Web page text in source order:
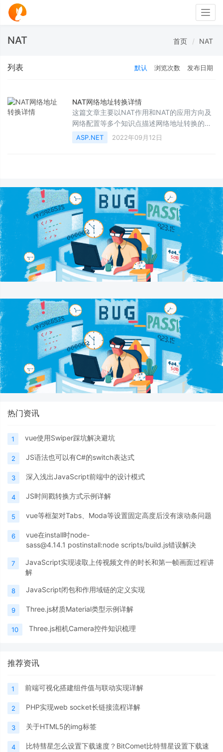
NAT 首页 NAT
列表 默认 浏览次数 发布日期
NAT网络地址转换详情
这篇文章主要以NAT作用和NAT的应用方向及
网络配置等多个知识点描述网络地址转换的过
程,需要的朋友可以参考下面文章
ASP.NET 2022年09月12日
热门资讯
1 vue使用Swiper踩坑解决避坑
2 JS语法也可以有C#的switch表达式
3 深入浅出JavaScript前端中的设计模式
4 JS时间戳转换方式示例详解
5 vue等框架对Tabs、Moda等设置固定高度后没有滚动条问题
6
vue在install时node-
sass@4.14.1 postinstall:node scripts/build.js错误解决
7
JavaScript实现读取上传视频文件的时长和第一帧画面过程讲
解
8 JavaScript闭包和作用域链的定义实现
9 Three.js材质Material类型示例详解
10 Three.js相机Camera控件知识梳理
推荐资讯
1 前端可视化搭建组件值与联动实现详解
2 PHP实现web socket长链接流程详解
3 关于HTML5的img标签
4
比特彗星怎么设置下载速度？BitComet比特彗星设置下载速